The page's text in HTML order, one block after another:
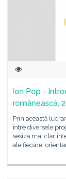
Ion Pop -
românească,
Prin această
între diversele
sesiza mai clar
ale fiecărei